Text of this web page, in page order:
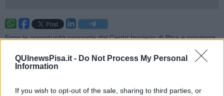
QUInewsPisa.it - Do Not Process My Personal
Information
If you wish to opt-out of the sale, sharing to third parties, or
Ecco le opportunità proposte dai Centri Impiego di Pisa e provincia
per la settimana 24 del 2026 (dal 14 June 2026 al 20 June 2026),
lavori a tempo indeterminato e determinato ed apprendistato.
Per vedere tutte le offerte di lavoro
Questa settimana: